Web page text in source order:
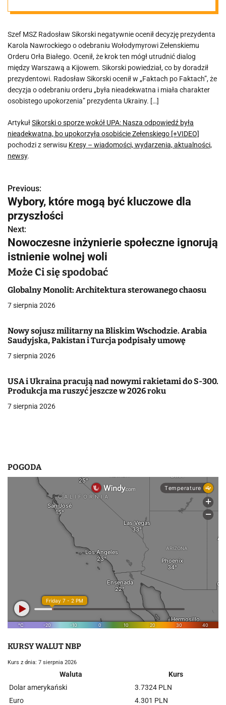
nieadekwatna,
bo upokorzyła
osobiście
Zełenskiego
[+VIDEO]
Szef MSZ Radosław Sikorski negatywnie ocenił decyzję prezydenta
Karola Nawrockiego o odebraniu Wołodymyrowi Zełenskiemu
Orderu Orła Białego. Ocenił, że krok ten mógł utrudnić dialog
między Warszawą a Kijowem. Sikorski powiedział, co by doradził
prezydentowi. Radosław Sikorski ocenił w „Faktach po Faktach”, że
decyzja o odebraniu orderu „była nieadekwatna i miała charakter
osobistego upokorzenia” prezydenta Ukrainy. […]
ArtykułSikorski o sporze wokół UPA: Nasza odpowiedź była
nieadekwatna, bo upokorzyła osobiście Zełenskiego [+VIDEO]
pochodzi z serwisu Kresy – wiadomości, wydarzenia, aktualności,
newsy.
N
a
w
i
g
a
c
j
a
p
i
Previous:
Wybory, które mogą być kluczowe dla
przyszłości
Next:
Nowoczesne inżynierie społeczne ignorują
istnienie wolnej woli
Może Ci się spodobać
Globalny Monolit: Architektura sterowanego chaosu
7 sierpnia 2026
Nowy sojusz militarny na Bliskim Wschodzie. Arabia
Saudyjska, Pakistan i Turcja podpisały umowę
7 sierpnia 2026
USA i Ukraina pracują nad nowymi rakietami do S-300.
Produkcja ma ruszyć jeszcze w 2026 roku
7 sierpnia 2026
POGODA
KURSY WALUT NBP
Kurs z dnia: 7 sierpnia 2026
Waluta
Kurs
Dolar amerykański
3.7324 PLN
Euro
4.301 PLN